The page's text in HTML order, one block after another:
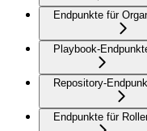
Endpunkte für
Playbook-
Repository-
Endpunkte für